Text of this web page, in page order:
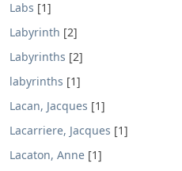
Labs [1]
Labyrinth [2]
Labyrinths [2]
labyrinths [1]
Lacan, Jacques [1]
Lacarriere, Jacques [1]
Lacaton, Anne [1]